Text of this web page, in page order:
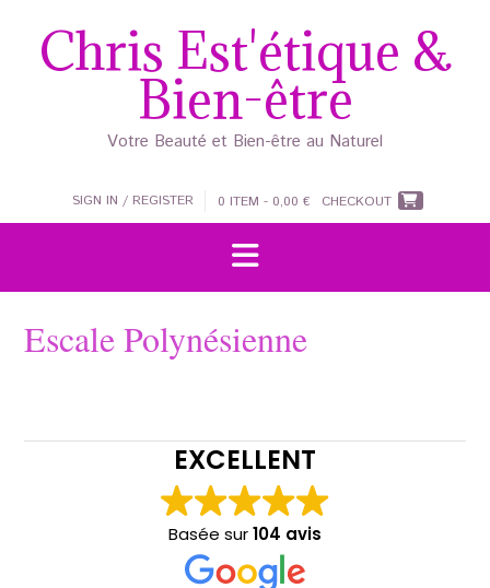
contentChris Est'étique &
Bien-être
Votre Beauté et Bien-être au Naturel
SIGN IN / REGISTER 0 ITEM - 0,00 € CHECKOUT
Escale Polynésienne
EXCELLENT
Basée sur104 avis